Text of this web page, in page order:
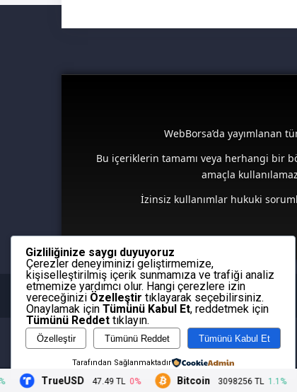
WebBorsa’da yayımlanan
Bu içeriklerin tamamı veya herhangi bir
amaçla
İzinsiz kullanımlar hukuki
Gizliliğinize saygı duyuyoruz
Çerezler deneyiminizi geliştirmemize,
kişiselleştirilmiş içerik sunmamıza ve trafiği analiz
etmemize yardımcı olur. Hangi çerezlere izin
vereceğinizi Özelleştir tıklayarak seçebilirsiniz.
Onaylamak için Tümünü Kabul Et, reddetmek için
Tümünü Reddet tıklayın.
Özelleştir Tümünü Reddet Tümünü Kabul Et
Tarafından Sağlanmaktadır
TrueUSD 47.49 TL 0% Bitcoin 3098256 TL 1.1%